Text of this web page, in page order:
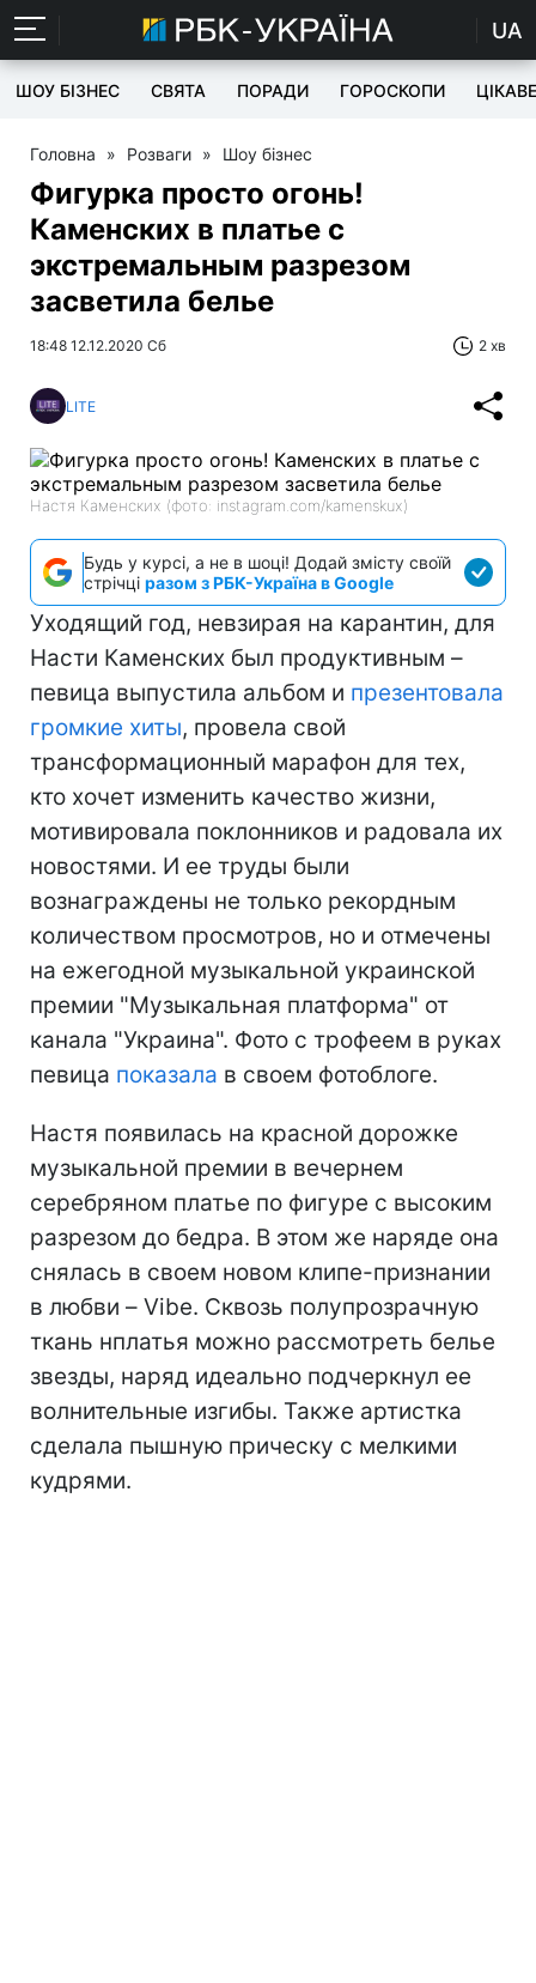
UA
ШОУ БІЗНЕС СВЯТА ПОРАДИ ГОРОСКОПИ ЦІКАВЕ
Головна » Розваги » Шоу бізнес
Фигурка просто огонь!
Каменских в платье с
экстремальным разрезом
засветила белье
18:48 12.12.2020 Сб 2 хв
LITE
Настя Каменских (фото: instagram.com/kamenskux)
Будь у курсі, а не в шоці! Додай змісту своїй
стрічці разом з РБК-Україна в Google
Уходящий год, невзирая на карантин, для
Насти Каменских был продуктивным –
певица выпустила альбом и презентовала
громкие хиты, провела свой
трансформационный марафон для тех,
кто хочет изменить качество жизни,
мотивировала поклонников и радовала их
новостями. И ее труды были
вознаграждены не только рекордным
количеством просмотров, но и отмечены
на ежегодной музыкальной украинской
премии "Музыкальная платформа" от
канала "Украина". Фото с трофеем в руках
певица показала в своем фотоблоге.
Настя появилась на красной дорожке
музыкальной премии в вечернем
серебряном платье по фигуре с высоким
разрезом до бедра. В этом же наряде она
снялась в своем новом клипе-признании
в любви – Vibe. Сквозь полупрозрачную
ткань нплатья можно рассмотреть белье
звезды, наряд идеально подчеркнул ее
волнительные изгибы. Также артистка
сделала пышную прическу с мелкими
кудрями.